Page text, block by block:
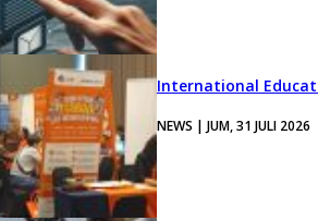
International
NEWS | JUM, 31 JULI 2026